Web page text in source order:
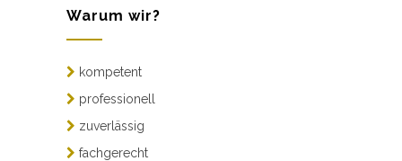
Warum wir?
kompetent
professionell
zuverlässig
fachgerecht